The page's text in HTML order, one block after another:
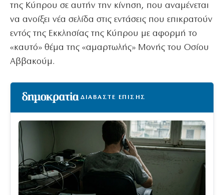
της Κύπρου σε αυτήν την κίνηση, που αναμένεται
να ανοίξει νέα σελίδα στις εντάσεις που επικρατούν
εντός της Εκκλησίας της Κύπρου με αφορμή το
«καυτό» θέμα της «αμαρτωλής» Μονής του Οσίου
Αββακούμ.
ΔΙΑΒΑΣΤΕ ΕΠΙΣΗΣ